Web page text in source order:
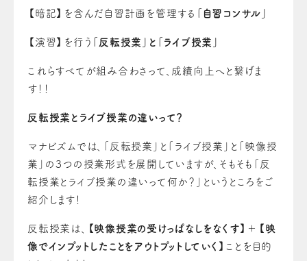
【暗記】を含んだ自習計画を管理する 「自習コンサル」
【演習】を行う 「反転授業」と「ライブ授業」
これらすべてが組み合わさって、成績向上へと繋げま
す！！
反転授業とライブ授業の違いって？
マナビズムでは、「反転授業」と「ライブ授業」と「映像授
業」の３つの授業形式を展開していますが、そもそも「反
転授業とライブ授業の違いって何か？」というところをご
紹介します！
反転授業は、 【 映像授業の受けっぱなしをなくす 】＋【 映
像でインプットしたことをアウトプットしていく 】 ことを目的